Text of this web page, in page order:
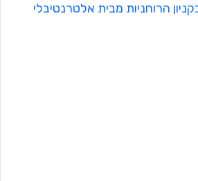
הרוחניות מבית אלטרנטיבלי